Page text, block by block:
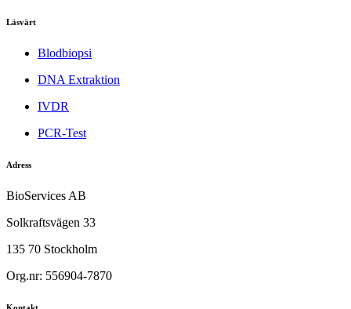
Läsvärt
Blodbiopsi
DNA Extraktion
IVDR
PCR-Test
Adress
BioServices AB
Solkraftsvägen 33
135 70 Stockholm
Org.nr: 556904-7870